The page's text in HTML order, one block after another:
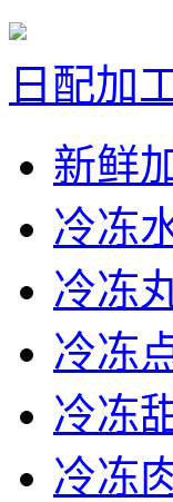
日配加
新鲜
冷冻
冷冻
冷冻
冷冻
冷冻